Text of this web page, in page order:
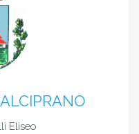
Eliseo